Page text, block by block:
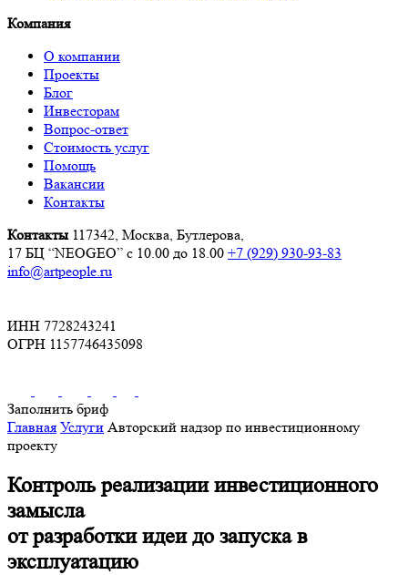
Компания
О компании
Проекты
Блог
Инвесторам
Вопрос-ответ
Стоимость услуг
Помощь
Вакансии
Контакты
Контакты 117342, Москва, Бутлерова,
17 БЦ “NEOGEO” с 10.00 до 18.00 +7 (929) 930-93-83
info@artpeople.ru
ИНН 7728243241
ОГРН 1157746435098
Заполнить бриф
Главная Услуги Авторский надзор по инвестиционному
проекту
Контроль реализации инвестиционного
замысла
от разработки идеи до запуска в
эксплуатацию